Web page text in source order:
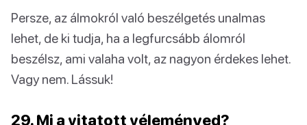
Persze, az álmokról való beszélgetés unalmas
lehet, de ki tudja, ha a legfurcsább álomról
beszélsz, ami valaha volt, az nagyon érdekes lehet.
Vagy nem. Lássuk!
29. Mi a vitatott véleményed?